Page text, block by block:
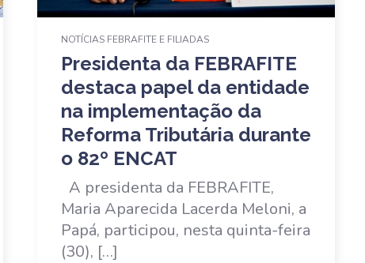
NOTÍCIAS FEBRAFITE E FILIADAS
Presidenta da FEBRAFITE
destaca papel da entidade
na implementação da
Reforma Tributária durante
o 82º ENCAT
A presidenta da FEBRAFITE,
Maria Aparecida Lacerda Meloni, a
Papá, participou, nesta quinta-feira
(30), […]